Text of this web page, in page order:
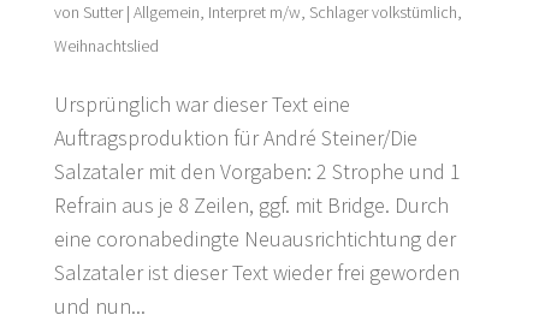
von Sutter| Allgemein, Interpret m/w, Schlager volkstümlich,
Weihnachtslied
Ursprünglich war dieser Text eine
Auftragsproduktion für André Steiner/Die
Salzataler mit den Vorgaben: 2 Strophe und 1
Refrain aus je 8 Zeilen, ggf. mit Bridge. Durch
eine coronabedingte Neuausrichtichtung der
Salzataler ist dieser Text wieder frei geworden
und nun...